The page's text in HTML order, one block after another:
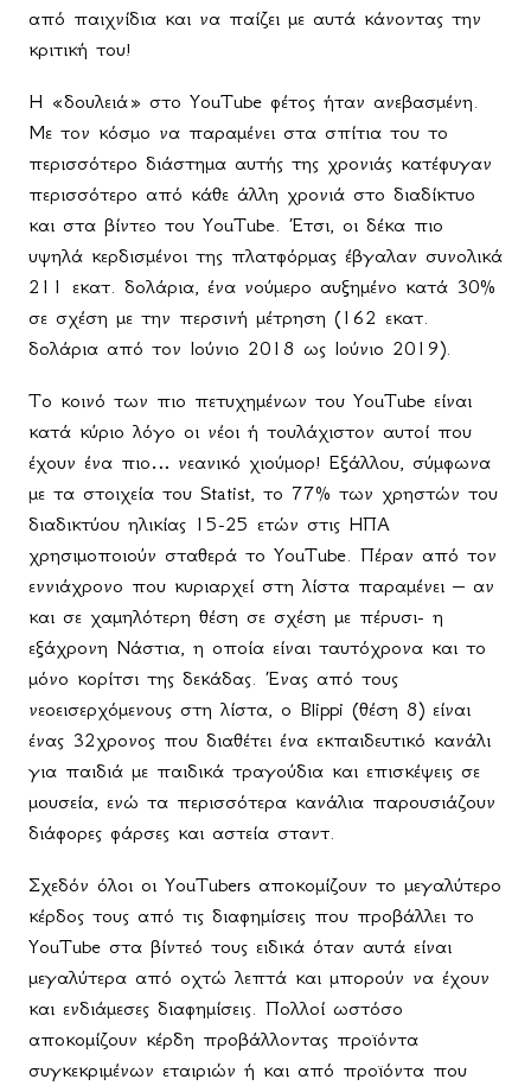
από παιχνίδια και να παίζει με αυτά κάνοντας την
κριτική του!
Η «δουλειά» στο YouTube φέτος ήταν ανεβασμένη.
Με τον κόσμο να παραμένει στα σπίτια του το
περισσότερο διάστημα αυτής της χρονιάς κατέφυγαν
περισσότερο από κάθε άλλη χρονιά στο διαδίκτυο
και στα βίντεο του YouTube . Έτσι, οι δέκα πιο
υψηλά κερδισμένοι της πλατφόρμας έβγαλαν συνολικά
211 εκατ. δολάρια, ένα νούμερο αυξημένο κατά 30%
σε σχέση με την περσινή μέτρηση (162 εκατ.
δολάρια από τον Ιούνιο 2018 ως Ιούνιο 2019).
Το κοινό των πιο πετυχημένων του YouTube είναι
κατά κύριο λόγο οι νέοι ή τουλάχιστον αυτοί που
έχουν ένα πιο… νεανικό χιούμορ! Εξάλλου, σύμφωνα
με τα στοιχεία του Statist , το 77% των χρηστών του
διαδικτύου ηλικίας 15-25 ετών στις ΗΠΑ
χρησιμοποιούν σταθερά το YouTube . Πέραν από τον
εννιάχρονο που κυριαρχεί στη λίστα παραμένει – αν
και σε χαμηλότερη θέση σε σχέση με πέρυσι- η
εξάχρονη Νάστια, η οποία είναι ταυτόχρονα και το
μόνο κορίτσι της δεκάδας. Ένας από τους
νεοεισερχόμενους στη λίστα, ο Blippi (θέση 8) είναι
ένας 32χρονος που διαθέτει ένα εκπαιδευτικό κανάλι
για παιδιά με παιδικά τραγούδια και επισκέψεις σε
μουσεία, ενώ τα περισσότερα κανάλια παρουσιάζουν
διάφορες φάρσες και αστεία σταντ.
Σχεδόν όλοι οι YouTubers αποκομίζουν το μεγαλύτερο
κέρδος τους από τις διαφημίσεις που προβάλλει το
YouTube στα βίντεό τους ειδικά όταν αυτά είναι
μεγαλύτερα από οχτώ λεπτά και μπορούν να έχουν
και ενδιάμεσες διαφημίσεις. Πολλοί ωστόσο
αποκομίζουν κέρδη προβάλλοντας προϊόντα
συγκεκριμένων εταιριών ή και από προϊόντα που